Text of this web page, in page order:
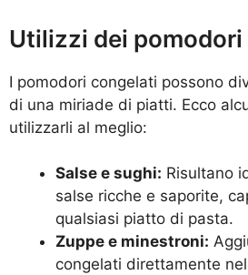
Utilizzi dei
I pomodori congelati possono
di una miriade di piatti. Ecco
utilizzarli al meglio:
Salse e sughi: Risultano
salse ricche e saporite,
qualsiasi piatto di pasta.
Zuppe e minestroni:
congelati direttamente